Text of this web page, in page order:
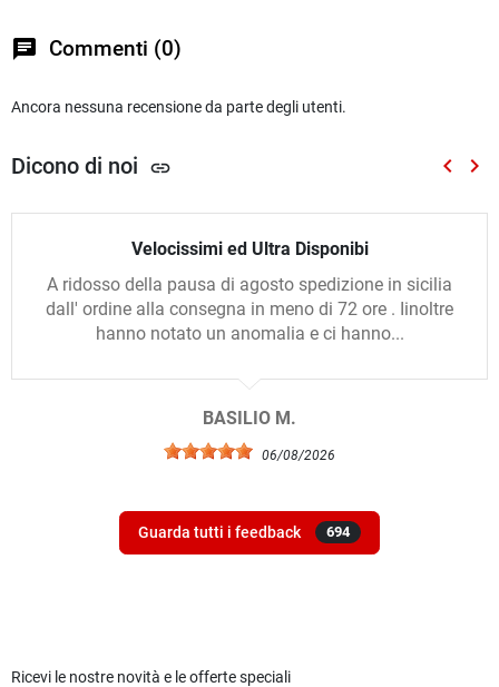
chat Commenti (0)
Ancora nessuna recensione da parte degli utenti.
Dicono di noi link keyboard_arrow_left keyboard_arrow_right
Velocissimi ed Ultra Disponibi
A ridosso della pausa di agosto spedizione in sicilia
dall' ordine alla consegna in meno di 72 ore . Iinoltre
hanno notato un anomalia e ci hanno...
BASILIO M.
06/08/2026
Guarda tutti i feedback 694
Ricevi le nostre novità e le offerte speciali